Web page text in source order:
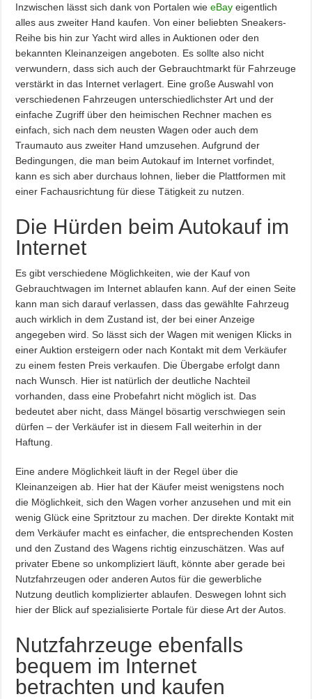
Inzwischen lässt sich dank von Portalen wieeBay eigentlich
alles aus zweiter Hand kaufen. Von einer beliebten Sneakers-
Reihe bis hin zur Yacht wird alles in Auktionen oder den
bekannten Kleinanzeigen angeboten. Es sollte also nicht
verwundern, dass sich auch der Gebrauchtmarkt für Fahrzeuge
verstärkt in das Internet verlagert. Eine große Auswahl von
verschiedenen Fahrzeugen unterschiedlichster Art und der
einfache Zugriff über den heimischen Rechner machen es
einfach, sich nach dem neusten Wagen oder auch dem
Traumauto aus zweiter Hand umzusehen. Aufgrund der
Bedingungen, die man beim Autokauf im Internet vorfindet,
kann es sich aber durchaus lohnen, lieber die Plattformen mit
einer Fachausrichtung für diese Tätigkeit zu nutzen.
Die Hürden beim Autokauf im
Internet
Es gibt verschiedene Möglichkeiten, wie der Kauf von
Gebrauchtwagen im Internet ablaufen kann. Auf der einen Seite
kann man sich darauf verlassen, dass das gewählte Fahrzeug
auch wirklich in dem Zustand ist, der bei einer Anzeige
angegeben wird. So lässt sich der Wagen mit wenigen Klicks in
einer Auktion ersteigern oder nach Kontakt mit dem Verkäufer
zu einem festen Preis verkaufen. Die Übergabe erfolgt dann
nach Wunsch. Hier ist natürlich der deutliche Nachteil
vorhanden, dass eine Probefahrt nicht möglich ist. Das
bedeutet aber nicht, dass Mängel bösartig verschwiegen sein
dürfen – der Verkäufer ist in diesem Fall weiterhin in der
Haftung.
Eine andere Möglichkeit läuft in der Regel über die
Kleinanzeigen ab. Hier hat der Käufer meist wenigstens noch
die Möglichkeit, sich den Wagen vorher anzusehen und mit ein
wenig Glück eine Spritztour zu machen. Der direkte Kontakt mit
dem Verkäufer macht es einfacher, die entsprechenden Kosten
und den Zustand des Wagens richtig einzuschätzen. Was auf
privater Ebene so unkompliziert läuft, könnte aber gerade bei
Nutzfahrzeugen oder anderen Autos für die gewerbliche
Nutzung deutlich komplizierter ablaufen. Deswegen lohnt sich
hier der Blick auf spezialisierte Portale für diese Art der Autos.
Nutzfahrzeuge ebenfalls
bequem im Internet
betrachten und kaufen